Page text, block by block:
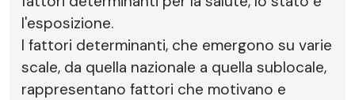
l'esposizione.
I fattori determinanti, che emergono su varie
scale, da quella nazionale a quella sublocale,
rappresentano fattori che motivano e